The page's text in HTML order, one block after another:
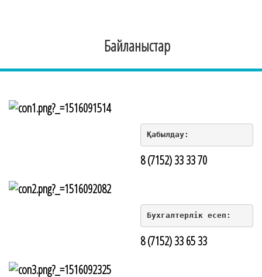
Байланыстар
Қабылдау:
8 (7152) 33 33 70
Бухгалтерлік есеп:
8 (7152) 33 65 33